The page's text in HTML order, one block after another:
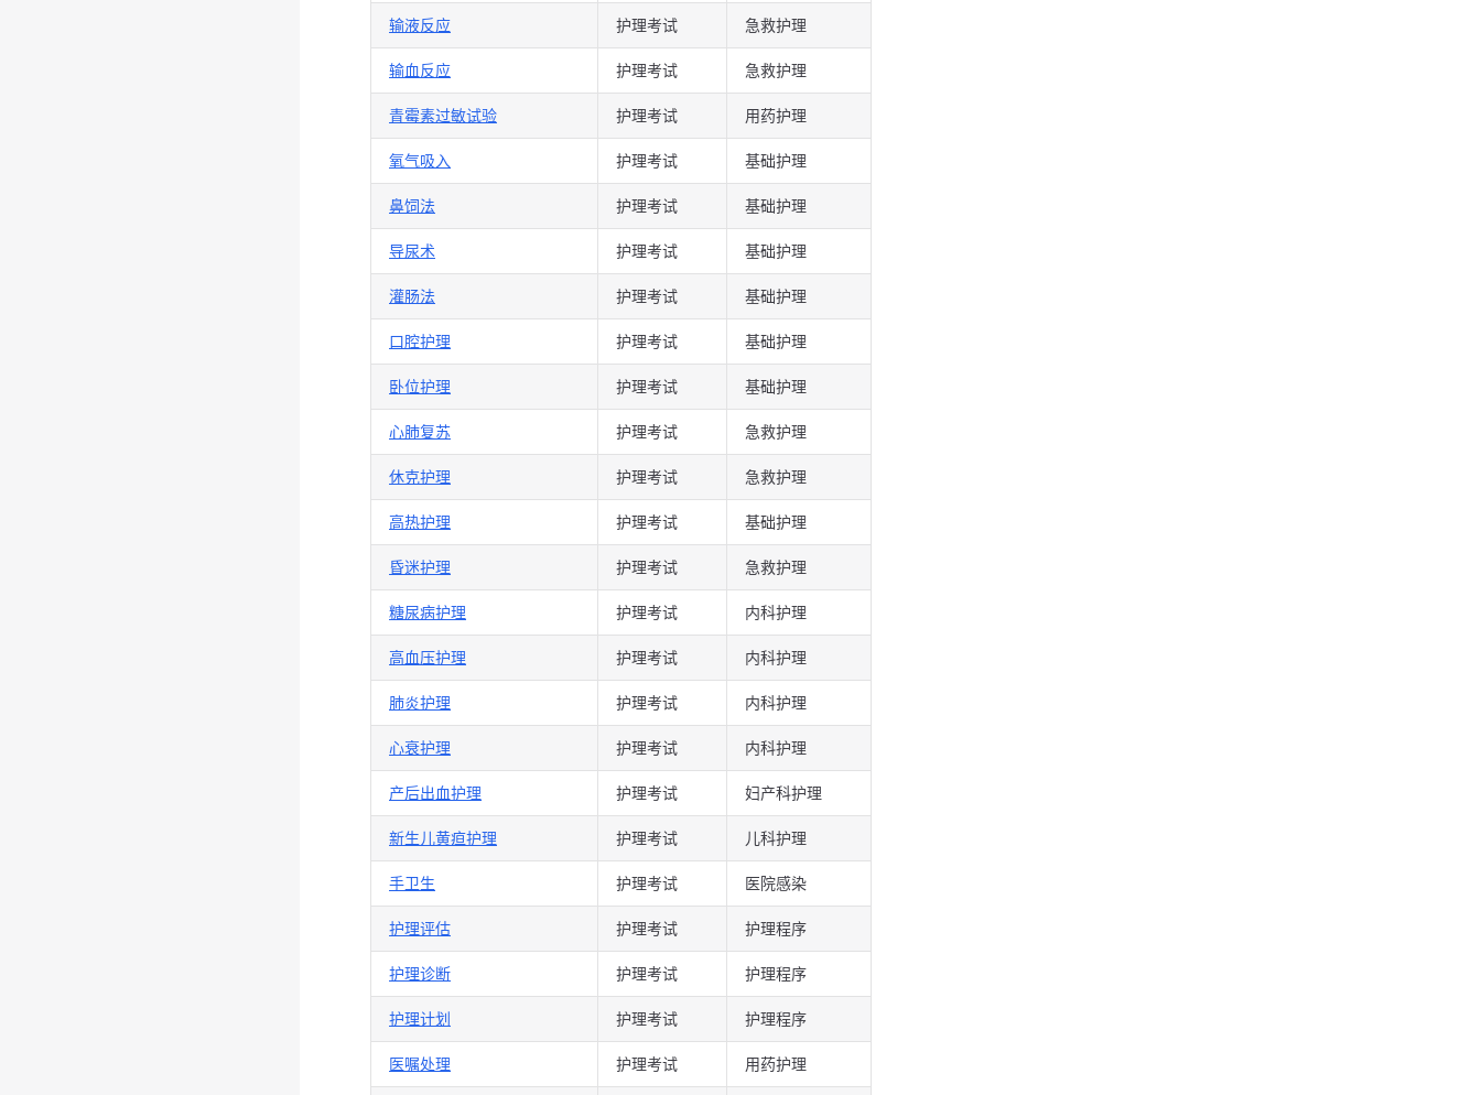
输液反应 护理考试 急救护理
输血反应 护理考试 急救护理
青霉素过敏试验 护理考试 用药护理
氧气吸入 护理考试 基础护理
鼻饲法 护理考试 基础护理
导尿术 护理考试 基础护理
灌肠法 护理考试 基础护理
口腔护理 护理考试 基础护理
卧位护理 护理考试 基础护理
心肺复苏 护理考试 急救护理
休克护理 护理考试 急救护理
高热护理 护理考试 基础护理
昏迷护理 护理考试 急救护理
糖尿病护理 护理考试 内科护理
高血压护理 护理考试 内科护理
肺炎护理 护理考试 内科护理
心衰护理 护理考试 内科护理
产后出血护理 护理考试 妇产科护理
新生儿黄疸护理 护理考试 儿科护理
手卫生 护理考试 医院感染
护理评估 护理考试 护理程序
护理诊断 护理考试 护理程序
护理计划 护理考试 护理程序
医嘱处理 护理考试 用药护理